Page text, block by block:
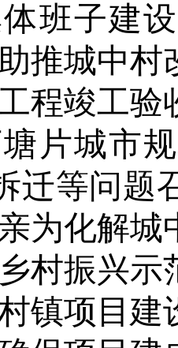
班子建
推城中村
程竣工验
片城市
迁等问题
为化解城
村振兴示
镇项目建